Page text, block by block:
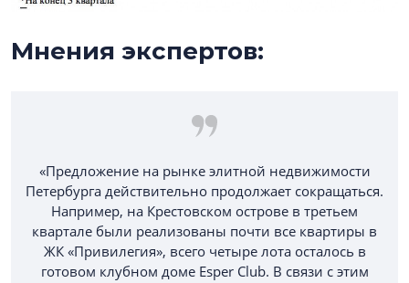
Мнения экспертов:
«Предложение на рынке элитной недвижимости
Петербурга действительно продолжает сокращаться.
Например, на Крестовском острове в третьем
квартале были реализованы почти все квартиры в
ЖК «Привилегия», всего четыре лота осталось в
готовом клубном доме Esper Club. В связи с этим